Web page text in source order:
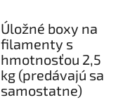
Úložné boxy na
filamenty s
hmotnosťou 2,5
kg (predávajú sa
samostatne)